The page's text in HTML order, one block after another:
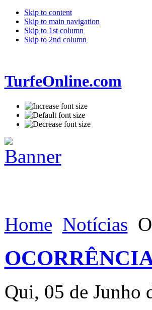
Skip to content
Skip to main navigation
Skip to 1st column
Skip to 2nd column
TurfeOnline.com
Home Notícias
Qui, 05 de Junho